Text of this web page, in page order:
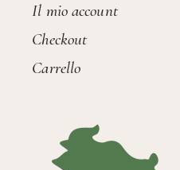
Il mio account
Checkout
Carrello